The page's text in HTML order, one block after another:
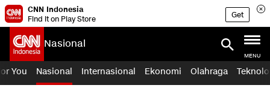
CNN Indonesia
Find it on Play Store
Get
Nasional
MENU
You Nasional Internasional Ekonomi Olahraga